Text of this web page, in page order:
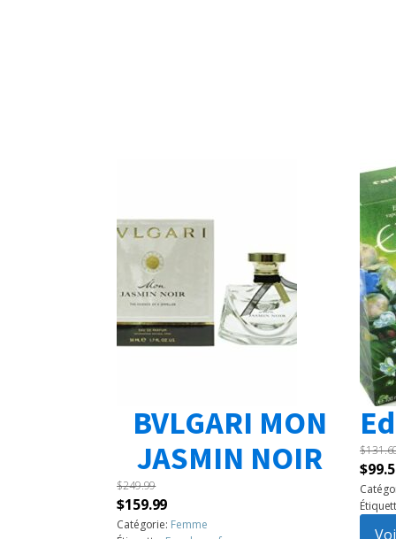
BVLGARI MON
JASMIN NOIR
$249.99
Le
prix
$159.99Le
prix
Catégorie: Femme
$
Le
prix
$